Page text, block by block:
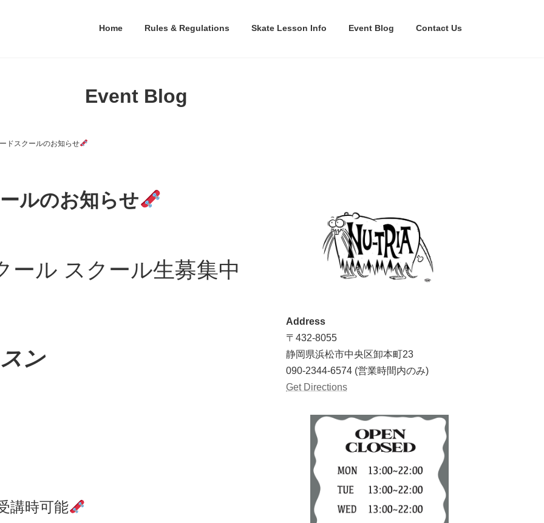
Home Rules & Regulations Skate Lesson Info Event Blog Contact Us
Event Blog
ドスクールのお知らせ
ルのお知らせ
ール スクール生募集中
ン
講時可能
Address
〒432-8055
静岡県浜松市中央区卸本町23
090-2344-6574 (営業時間内のみ)
Get Directions